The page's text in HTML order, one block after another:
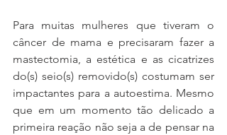
Para muitas mulheres que tiveram o
câncer de mama e precisaram fazer a
mastectomia, a estética e as cicatrizes
do(s) seio(s) removido(s) costumam ser
impactantes para a autoestima. Mesmo
que em um momento tão delicado a
primeira reação não seja a de pensar na